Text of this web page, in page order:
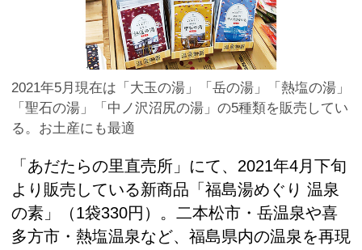
2021年5月現在は「大玉の湯」「岳の湯」「熱塩の湯」
「聖石の湯」「中ノ沢沼尻の湯」の5種類を販売してい
る。お土産にも最適
「あだたらの里直売所」にて、2021年4月下旬
より販売している新商品「福島湯めぐり 温泉
の素」（1袋330円）。二本松市・岳温泉や喜
多方市・熱塩温泉など、福島県内の温泉を再現